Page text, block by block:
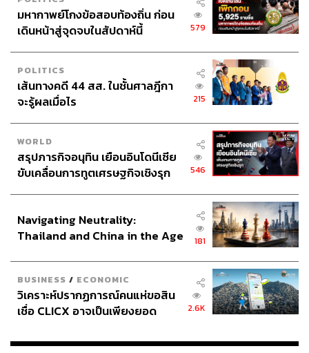
ปัญญาประดิษฐ์ (Artificial intelligence - AI)
South Korea
กีฬาเบสบอล สนามเบสบอล
มหากาพย์โกงข้อสอบท้องถิ่น ก่อน
เดินหน้าสู่จุดจบในสัปดาห์นี้
579
POLITICS
เส้นทางคดี 44 สส. ในชั้นศาลฎีกา
จะรู้ผลเมื่อไร
215
WORLD
สรุปภารกิจอนุทิน เยือนอินโดนีเซีย
ขับเคลื่อนการทูตเศรษฐกิจเชิงรุก
546
Navigating Neutrality:
Thailand and China in the Age
181
BUSINESS / ECONOMIC
วิเคราะห์ปรากฏการณ์คนแห่ขอสิน
เชื่อ CLICX อาจเป็นเพียงยอด
เรือนไทยที่ถูกซุกไว้
2.6K